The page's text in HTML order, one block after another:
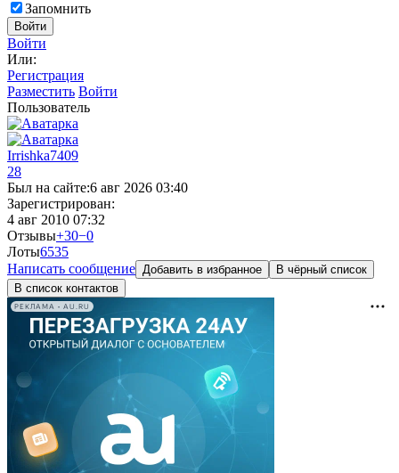
Запомнить
Войти
Войти
Или:
Регистрация
Разместить Войти
Пользователь
Irrishka7409
28
Был на сайте:6 авг 2026 03:40
Зарегистрирован:
4 авг 2010 07:32
Отзывы+30−0
Лоты6535
Написать сообщение Добавить в избранное
В чёрный список
В список контактов
РЕКЛАМА • AU.RU